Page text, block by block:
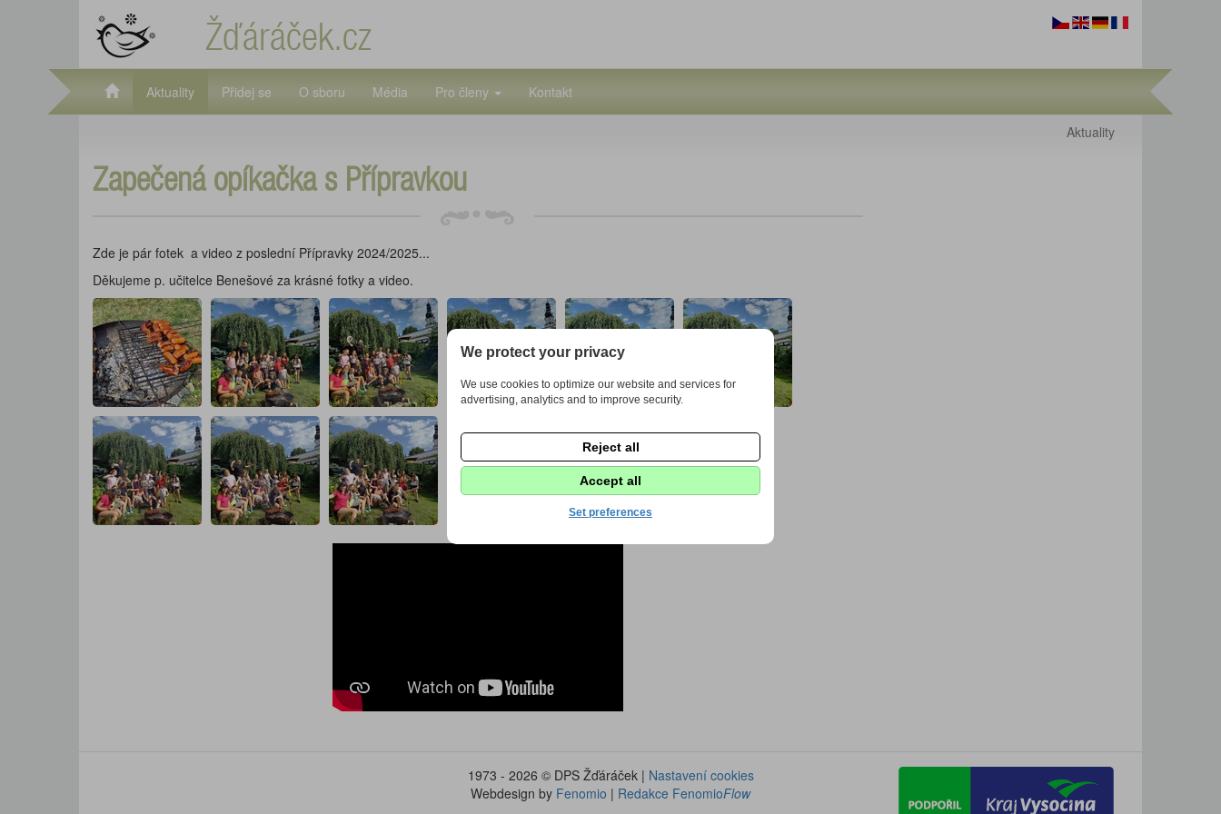
Žďáráček.cz
Aktuality Přidej se O sboru Média Pro členy Kontakt
Aktuality
Zapečená opíkačka s Přípravkou
Zde je pár fotek a video z poslední Přípravky 2024/2025...
Děkujeme p. učitelce Benešové za krásné fotky a video.
1973 - 2026 © DPS Žďáráček | Nastavení cookies
Webdesign by Fenomio | Redakce FenomioFlow
We protect your privacy
We use cookies to optimize our website and services for
advertising, analytics and to improve security.
Reject all
Accept all
Set preferences